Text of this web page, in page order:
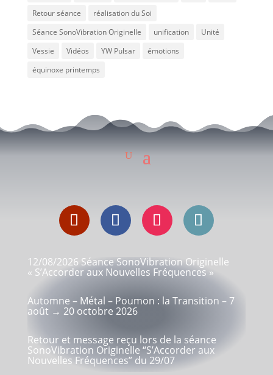
Retour séance
réalisation du Soi
Séance SonoVibration Originelle
unification
Unité
Vessie
Vidéos YW Pulsar
émotions
équinoxe printemps
12/08/2026 Séance SonoVibration Originelle
« S’Accorder aux Nouvelles Fréquences »
Automne – Métal – Poumon : la Transition – 7
août → 20 octobre 2026
Retour et message reçu lors de la séance
SonoVibration Originelle “S’Accorder aux
Nouvelles Fréquences” du 29/07